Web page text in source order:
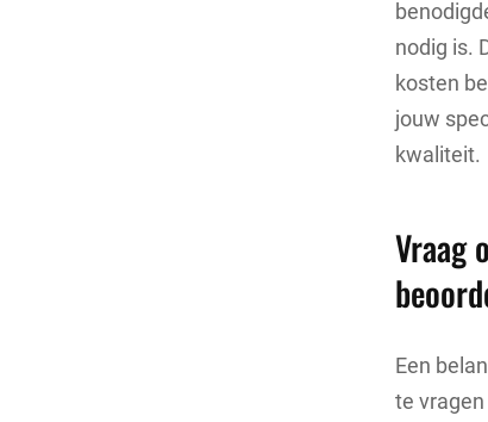
nodig is.
kosten
jouw
kwaliteit.
Vraag
Een
te